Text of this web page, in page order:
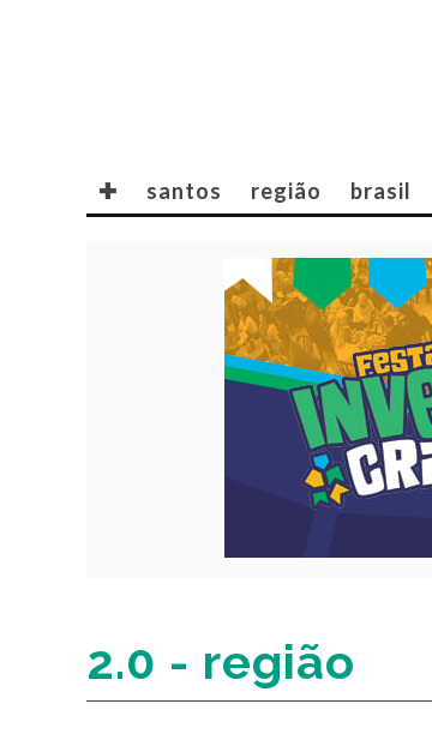
✚ santos região brasil
2.0 - região